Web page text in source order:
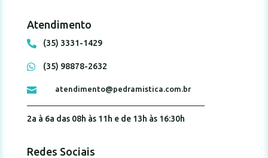
Atendimento
 (35) 3331-1429
 (35) 98878-2632
 atendimento@pedramistica.com.br
2a à 6a das 08h às 11h e de 13h às 16:30h
Redes Sociais